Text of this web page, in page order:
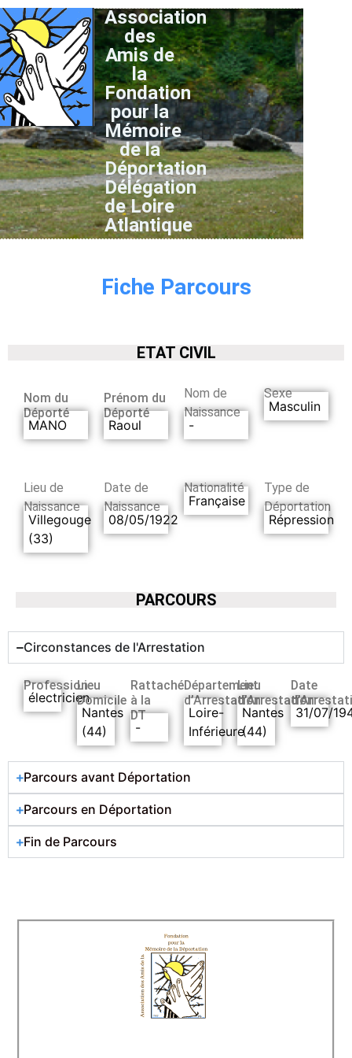
Association
des
Amis de
la
Fondation
pour la
Mémoire
de la
Déportation
Délégation
de Loire
Atlantique
Fiche Parcours
ETAT CIVIL
Nom du
Déporté
MANO
Prénom du
Déporté
Raoul
Nom de
Naissance
-
Sexe
Masculin
Lieu de
Naissance
Villegouge
(33)
Date de
Naissance
08/05/1922
Nationalité
Française
Type de
Déportation
Répression
PARCOURS
Circonstances de l'Arrestation
Profession
électricien
Lieu
Domicile
Nantes
(44)
Rattaché
à la
DT
-
Département
d’Arrestation
Loire-
Inférieure
Lieu
d’Arrestation
Nantes
(44)
Date
31/07/
Parcours avant Déportation
Parcours en Déportation
Fin de Parcours